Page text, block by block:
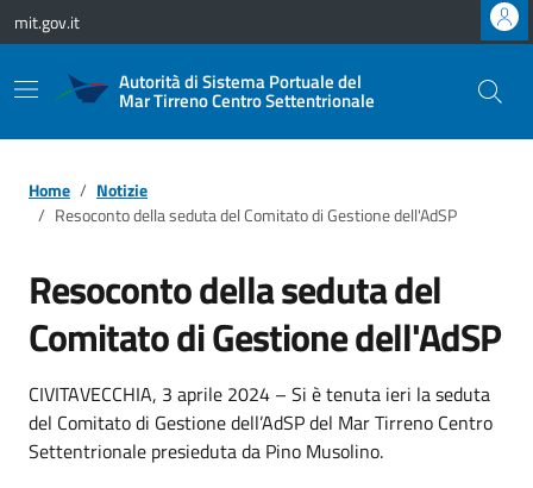
Vai ai contenuti
Vai al footer
mit.gov.it
Autorità di Sistema Portuale del
Mar Tirreno Centro Settentrionale
Home
Notizie
Resoconto della seduta del Comitato di Gestione dell'AdSP
Resoconto della seduta del
Comitato di Gestione dell'AdSP
CIVITAVECCHIA, 3 aprile 2024 – Si è tenuta ieri la seduta
del Comitato di Gestione dell’AdSP del Mar Tirreno Centro
Settentrionale presieduta da Pino Musolino.